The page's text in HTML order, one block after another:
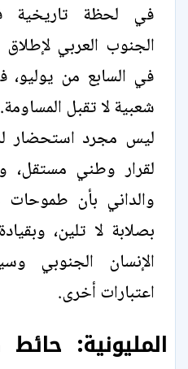
في لحظة تاريخية
الجنوب العربي
في السابع من
شعبية لا تقبل
ليس مجرد استحضار
لقرار وطني مستقل،
والداني بأن
بصلابة لا تلين،
الإنسان الجنوبي
اعتبارات أخرى.
المليونية: